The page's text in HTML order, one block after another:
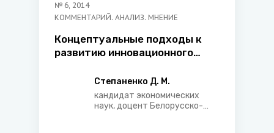
№ 6, 2014
КОММЕНТАРИЙ. АНАЛИЗ. МНЕНИЕ
Концептуальные подходы к
развитию инновационного
Республике Беларусь
Степаненко Д. М.
кандидат экономических
наук, доцент Белорусско-